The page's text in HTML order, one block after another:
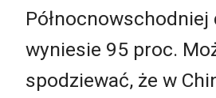
wyniesie 95 proc.
spodziewać, że w